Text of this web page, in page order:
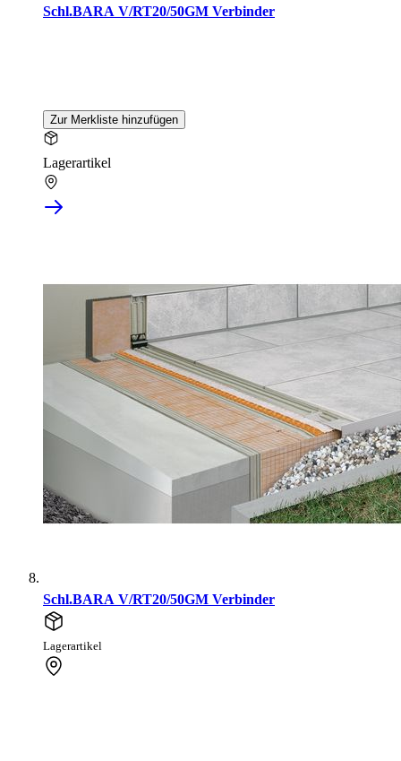
Schl.BARA V/RT20/50GM Verbinder
Zur Merkliste hinzufügen
Lagerartikel
Schl.BARA V/RT20/50GM Verbinder
Lagerartikel